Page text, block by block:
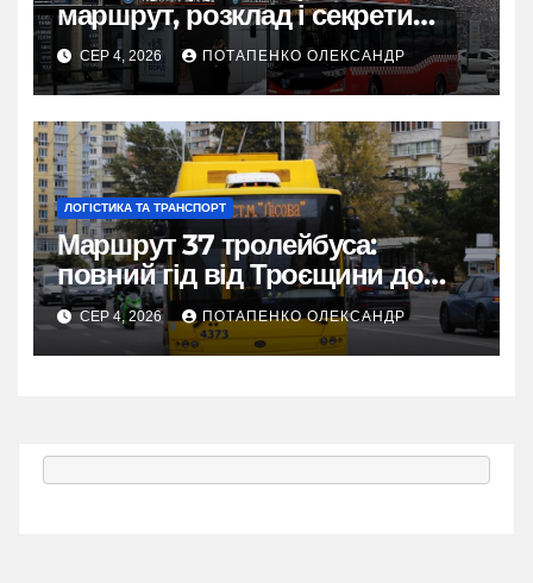
маршрут, розклад і секрети
зручної поїздки
СЕР 4, 2026 ПОТАПЕНКО ОЛЕКСАНДР
ЛОГІСТИКА ТА ТРАНСПОРТ
Маршрут 37 тролейбуса:
повний гід від Троєщини до
метро Лісова
СЕР 4, 2026 ПОТАПЕНКО ОЛЕКСАНДР